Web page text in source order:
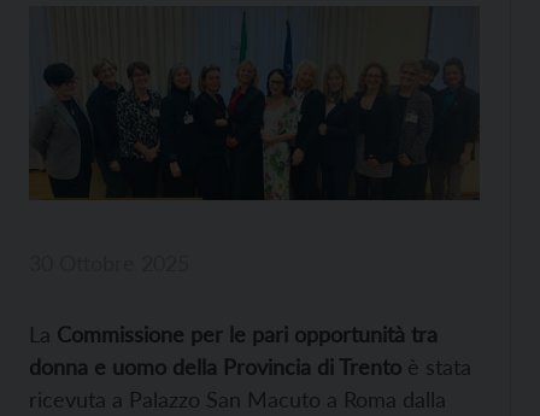
La Commissione per le pari opportunità tra
donna e uomo della Provincia di Trento è stata
ricevuta a Palazzo San Macuto a Roma dalla